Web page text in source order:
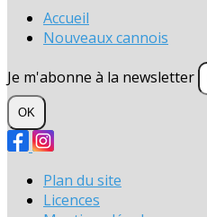
Accueil
Nouveaux cannois
Je m'abonne à la newsletter
OK
Plan du site
Licences